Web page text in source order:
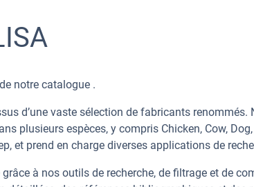
de notre catalogue .
d’une vaste sélection de fabricants renommés.
plusieurs espèces, y compris Chicken, Cow,
et prend en charge diverses applications de
à nos outils de recherche, de filtrage et de